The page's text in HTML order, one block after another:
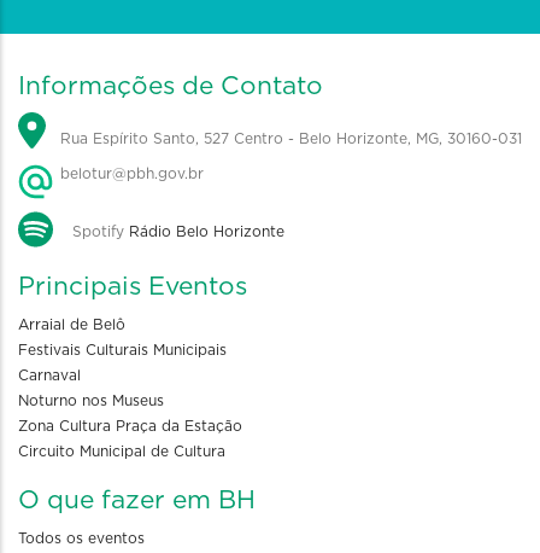
Informações de Contato
Rua Espírito Santo, 527 Centro - Belo Horizonte, MG, 30160-031
belotur@pbh.gov.br
Spotify Rádio Belo Horizonte
Principais Eventos
Arraial de Belô
Festivais Culturais Municipais
Carnaval
Noturno nos Museus
Zona Cultura Praça da Estação
Circuito Municipal de Cultura
O que fazer em BH
Todos os eventos